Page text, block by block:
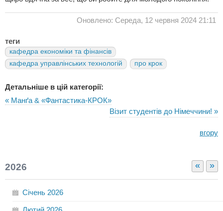
Оновлено: Середа, 12 червня 2024 21:11
теги
кафедра економіки та фінансів
кафедра управлінських технологій
про крок
Детальніше в цій категорії:
« Манґа & «Фантастика-КРОК»
Візит студентів до Німеччини! »
вгору
« »
2026
Січень 2026